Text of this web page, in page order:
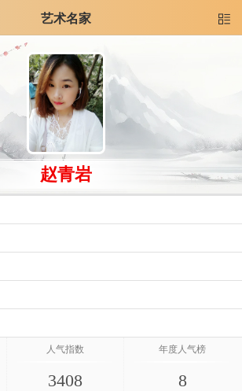
艺术名家 
赵青岩
人气指数
3408
年度人气榜
8